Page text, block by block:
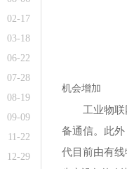
02-17
03-18
06-22
07-28
08-19
09-09
11-22
12-29
机会增加
工业物
备通信。此
代目前由有